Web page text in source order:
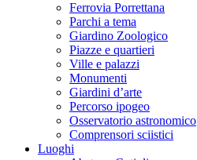
Ferrovia Porrettana
Parchi a tema
Giardino Zoologico
Piazze e quartieri
Ville e palazzi
Monumenti
Giardini d’arte
Percorso ipogeo
Osservatorio astronomico
Comprensori sciistici
Luoghi